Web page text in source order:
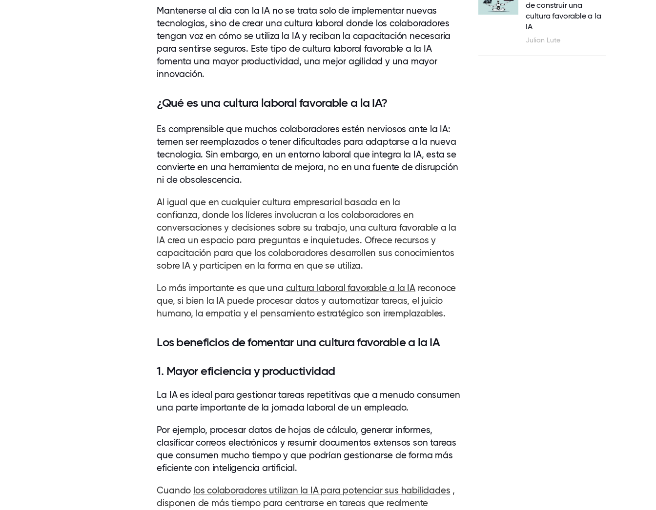
Mantenerse al día con la IA no se trata solo de implementar nuevas
tecnologías, sino de crear una cultura laboral donde los colaboradores
tengan voz en cómo se utiliza la IA y reciban la capacitación necesaria
para sentirse seguros. Este tipo de cultura laboral favorable a la IA
fomenta una mayor productividad, una mejor agilidad y una mayor
innovación.
¿Qué es una cultura laboral favorable a la IA?
Es comprensible que muchos colaboradores estén nerviosos ante la IA:
temen ser reemplazados o tener dificultades para adaptarse a la nueva
tecnología. Sin embargo, en un entorno laboral que integra la IA, esta se
convierte en una herramienta de mejora, no en una fuente de disrupción
ni de obsolescencia.
Al igual que en cualquier cultura empresarial basada en la
confianza,donde los líderes involucran a loscolaboradores en
conversaciones y decisiones sobre su trabajo, una cultura favorable a la
IA crea un espacio para preguntas e inquietudes. Ofrece recursos y
capacitación para que loscolaboradores desarrollen sus conocimientos
sobre IA y participen en la forma en que se utiliza.
Lo más importante es que una cultura laboral favorable a la IAreconoce
que, si bien la IA puede procesar datos y automatizar tareas, el juicio
humano, la empatía y el pensamiento estratégico son irremplazables.
Los beneficios de fomentar una cultura favorable a la IA
1. Mayor eficiencia y productividad
La IA es ideal para gestionar tareas repetitivas que a menudo consumen
una parte importante de la jornada laboral de un empleado.
Por ejemplo, procesar datos de hojas de cálculo, generar informes,
clasificar correos electrónicos y resumir documentos extensos son tareas
que consumen mucho tiempo y que podrían gestionarse de forma más
eficiente con inteligencia artificial.
Cuando loscolaboradores utilizan la IA para potenciar sus habilidades ,
disponen de más tiempo para centrarse en tareas que realmente
de construir una
cultura favorable a la
IA
Julian Lute